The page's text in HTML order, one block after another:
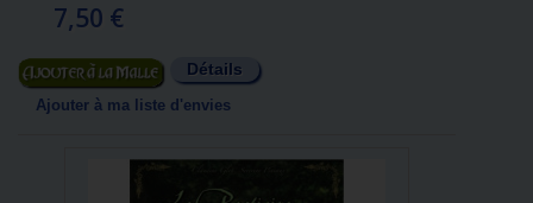
7,50 €
Ajouter au panier Détails
Ajouter à ma liste d'envies